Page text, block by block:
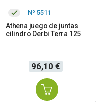
Nº 5511
Athena juego de juntas
cilindro Derbi Terra 125
Precio
96,10 €